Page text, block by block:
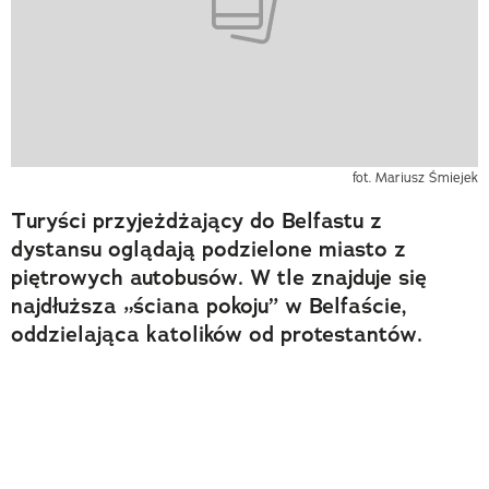
fot. Mariusz Śmiejek
Turyści przyjeżdżający do Belfastu z
dystansu oglądają podzielone miasto z
piętrowych autobusów. W tle znajduje się
najdłuższa „ściana pokoju” w Belfaście,
oddzielająca katolików od protestantów.